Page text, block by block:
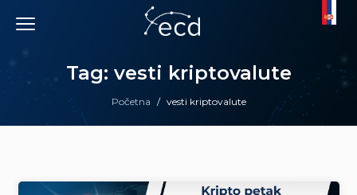
content
Početna / vesti kriptovalute
Tag: vesti kriptovalute